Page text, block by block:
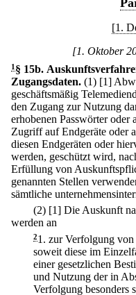
[1.
[1. Oktober
1 § 15b.
Zugangsdaten. (1) [1]
geschäftsmäßig
den Zugang zur Nutzung
erhobenen Passwörter oder
Zugriff auf Endgeräte oder
diesen Endgeräten oder
werden, geschützt wird,
Erfüllung von
genannten Stellen
sämtliche
(2) [1] Die Auskunft
werden an
21. zur Verfolgung von
soweit diese im
einer gesetzlichen
und Nutzung der in
Verfolgung besonders